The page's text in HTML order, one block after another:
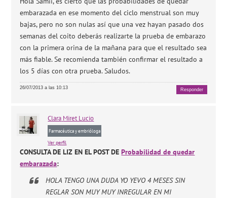
embarazada en ese momento del ciclo menstrual son muy
bajas, pero no son nulas así que una vez hayan pasado dos
semanas del coito deberás realizarte la prueba de embarazo
con la primera orina de la mañana para que el resultado sea
más fiable. Se recomienda también confirmar el resultado a
los 5 días con otra prueba. Saludos.
26/07/2013 a las 10:13 Responder
Clara Miret Lucio
Farmacéutica y embrióloga
Ver perfil
CONSULTA DE LIZ EN EL POST DEProbabilidad de quedar
embarazada:
HOLA TENGO UNA DUDA YO YEVO 4 MESES SIN
REGLAR SON MUY MUY INREGULAR EN MI